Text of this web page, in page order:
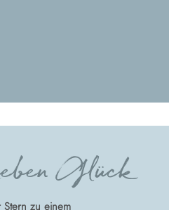
Glück
Stern zu einem